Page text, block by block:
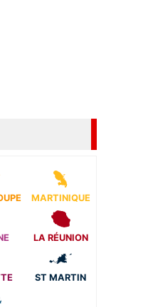
MARTINIQUE
LA RÉUNION
ST MARTIN